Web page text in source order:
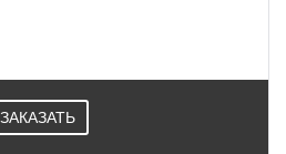
ЗАКАЗАТЬ